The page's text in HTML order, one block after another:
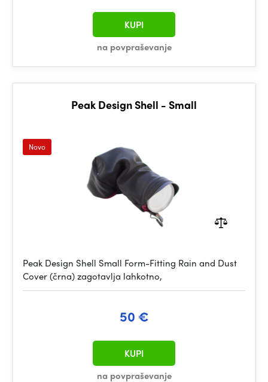
na povpraševanje
KUPI
Peak Design Shell - Small
Novo
Peak Design Shell Small Form-Fitting Rain and Dust
Cover (črna) zagotavlja lahkotno,
50 €
na povpraševanje
KUPI